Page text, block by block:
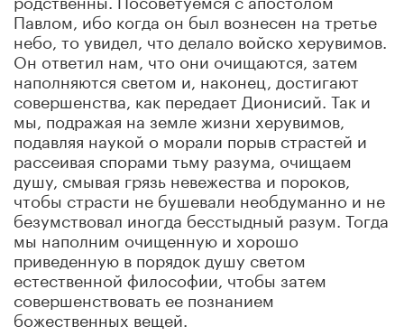
Павлом, ибо когда он был вознесен на третье
небо, то увидел, что делало войско херувимов.
Он ответил нам, что они очищаются, затем
наполняются светом и, наконец, достигают
совершенства, как передает Дионисий. Так и
мы, подражая на земле жизни херувимов,
подавляя наукой о морали порыв страстей и
рассеивая спорами тьму разума, очищаем
душу, смывая грязь невежества и пороков,
чтобы страсти не бушевали необдуманно и не
безумствовал иногда бесстыдный разум. Тогда
мы наполним очищенную и хорошо
приведенную в порядок душу светом
естественной философии, чтобы затем
совершенствовать ее познанием
божественных вещей.